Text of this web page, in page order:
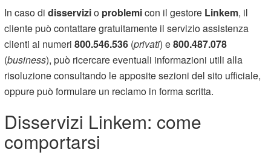
In caso didisservizio problemicon il gestore Linkem, il
cliente può contattare gratuitamente il servizio assistenza
clienti ai numeri800.546.536 (privati) e800.487.078
(business), può ricercare eventuali informazioni utili alla
risoluzione consultando le apposite sezioni del sito ufficiale,
oppure può formulare un reclamo in forma scritta.
Disservizi Linkem: come
comportarsi